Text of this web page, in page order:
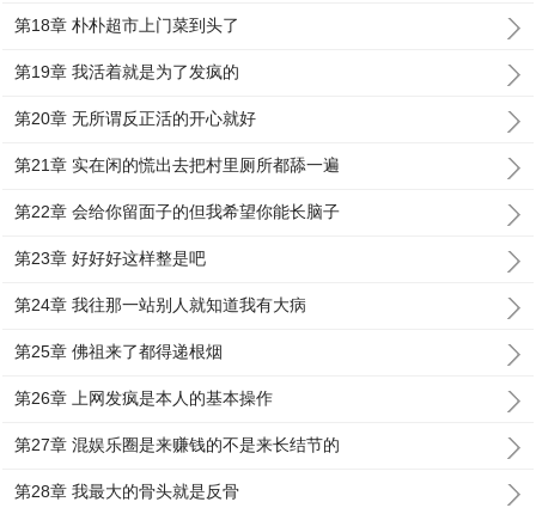
第18章 朴朴超市上门菜到头了
第19章 我活着就是为了发疯的
第20章 无所谓反正活的开心就好
第21章 实在闲的慌出去把村里厕所都舔一遍
第22章 会给你留面子的但我希望你能长脑子
第23章 好好好这样整是吧
第24章 我往那一站别人就知道我有大病
第25章 佛祖来了都得递根烟
第26章 上网发疯是本人的基本操作
第27章 混娱乐圈是来赚钱的不是来长结节的
第28章 我最大的骨头就是反骨